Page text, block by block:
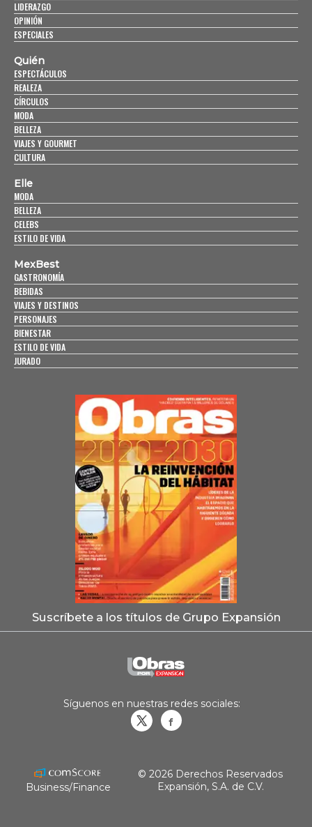
LIDERAZGO
OPINIÓN
ESPECIALES
Quién
ESPECTÁCULOS
REALEZA
CÍRCULOS
MODA
BELLEZA
VIAJES Y GOURMET
CULTURA
Elle
MODA
BELLEZA
CELEBS
ESTILO DE VIDA
MexBest
GASTRONOMÍA
BEBIDAS
VIAJES Y DESTINOS
PERSONAJES
BIENESTAR
ESTILO DE VIDA
JURADO
Suscríbete a los títulos de Grupo Expansión
Síguenos en nuestras redes sociales:
Business/Finance
© 2026 Derechos Reservados
Expansión, S.A. de C.V.